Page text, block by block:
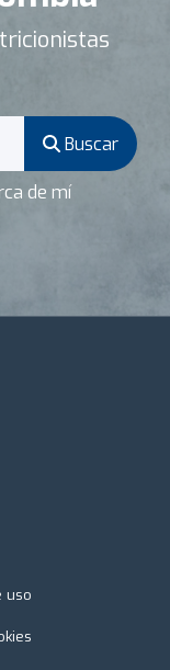
Buscar
de mí
uso